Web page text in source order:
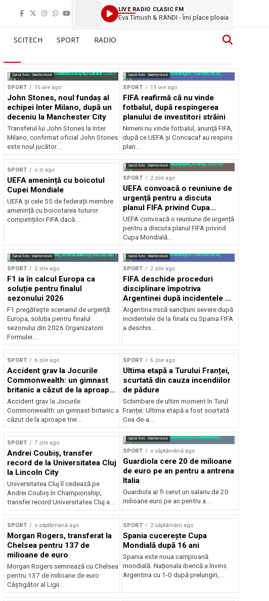
LIVE RADIO CLASIC FM
Eva Timush & RANDI - Îmi place ploaia
SCITECH SPORT RADIO
Sursă foto: Shutterstock
SPORT 16 ore ago
John Stones, noul fundaș al
echipei Inter Milano, după un
deceniu la Manchester City
Transferul lui John Stones la Inter
Milano, confirmat oficial John Stones
este noul jucător...
Sursă foto: Shutterstock
SPORT 19 ore ago
FIFA reafirmă că nu vinde
fotbalul, după respingerea
planului de investitori străini
Nimeni nu vinde fotbalul, anunţă FIFA,
după ce UEFA şi Concacaf au respins
plan...
SPORT o zi ago
UEFA amenință cu boicotul
Cupei Mondiale
UEFA și cele 55 de federații membre
amenință cu boicotarea tuturor
competițiilor FIFA dacă...
Sursă foto: Shutterstock
SPORT 2 zile ago
UEFA convoacă o reuniune de
urgență pentru a discuta
planul FIFA privind Cupa
Mondială
UEFA convoacă o reuniune de urgență
pentru a discuta planul FIFA privind
Cupa Mondială...
Sursă foto: Shutterstock
SPORT 2 zile ago
F1 ia în calcul Europa ca
soluție pentru finalul
sezonului 2026
F1 pregătește scenariul de urgență:
Europa, soluția pentru finalul
sezonului din 2026 Organizatorii
Formulei...
Sursă foto: Shutterstock
SPORT 2 zile ago
FIFA deschide proceduri
disciplinare împotriva
Argentinei după incidentele de
la finala cu Spania
Argentina riscă sancțiuni severe după
incidentele de la finala cu Spania FIFA
a deschis...
SPORT 6 zile ago
Accident grav la Jocurile
Commonwealth: un gimnast
britanic a căzut de la aproape
trei metri
Accident grav la Jocurile
Commonwealth: un gimnast britanic a
căzut de la aproape trei...
SPORT 6 zile ago
Ultima etapă a Turului Franței,
scurtată din cauza incendiilor
de pădure
Schimbare de ultim moment în Turul
Franței: Ultima etapă a fost scurtată
Cea de-a...
SPORT 7 zile ago
Andrei Coubiș, transfer
record de la Universitatea Cluj
la Lincoln City
Universitatea Cluj îl cedează pe
Andrei Coubiș în Championship,
transfer record Universitatea Cluj a...
Sursă foto: Shutterstock
SPORT o săptămână ago
Guardiola cere 20 de milioane
de euro pe an pentru a antrena
Italia
Guardiola ar fi cerut un salariu de 20
milioane euro pe an pentru a...
SPORT o săptămână ago
Morgan Rogers, transferat la
Chelsea pentru 137 de
milioane de euro
Morgan Rogers semnează cu Chelsea
pentru 137 de milioane de euro
Câștigător al Ligii...
SPORT 2 săptămâni ago
Spania cucerește Cupa
Mondială după 16 ani
Spania este noua campioană
mondială. Naționala iberică a învins
Argentina cu 1-0 după prelungiri,...